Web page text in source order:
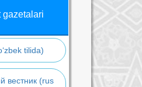
gazetalari
tilida)
вестник (rus